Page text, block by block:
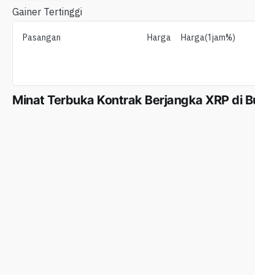
Gainer Tertinggi
Pasangan Harga Harga(1jam%)
Minat Terbuka Kontrak Berjangka XRP di